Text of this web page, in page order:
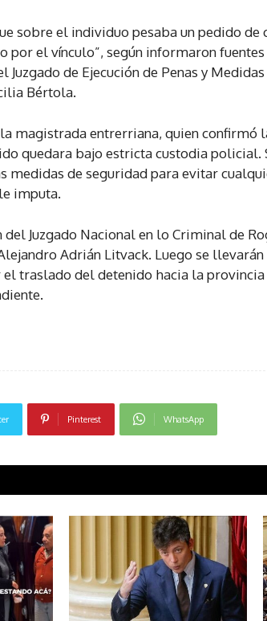
sobre el individuo pesaba un pedido de
el vínculo”, según informaron fuentes
de Ejecución de Penas y
Bértola.
magistrada entrerriana, quien confirmó
quedara bajo estricta custodia policial.
medidas de seguridad para evitar
imputa.
Juzgado Nacional en lo Criminal de
Adrián Litvack. Luego se llevarán
traslado del detenido hacia la provincia
Pinterest WhatsApp